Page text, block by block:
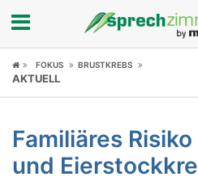
Fokus
Symptome
FOKUS BRUSTKREBS
AKTUELL
Familiäres
und